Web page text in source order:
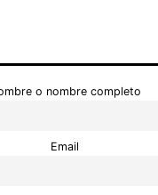
o nombre completo
Email